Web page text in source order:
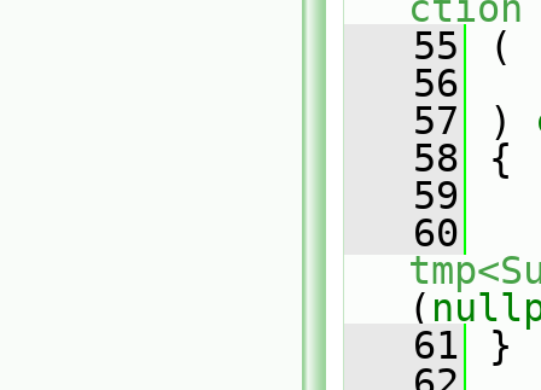
   55
(
   56
   57
)
   58
{
   59
   60
(
   61
}